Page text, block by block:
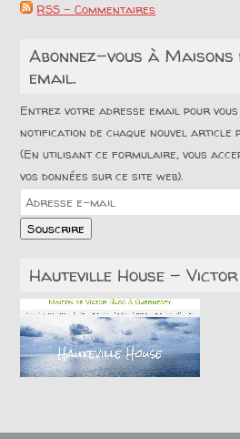
RSS - Commentaires
Abonnez-vous à
email.
Entrez votre adresse email pour
notification de chaque nouvel article
(En utilisant ce formulaire, vous
vos données sur ce site web).
Adresse
e-
mail
Souscrire
Hauteville House – Victor